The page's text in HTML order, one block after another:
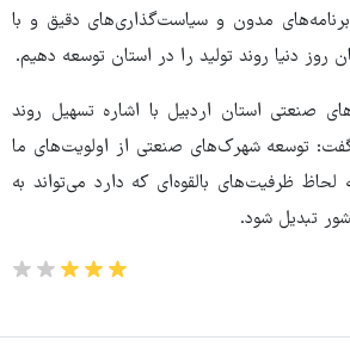
مدون و سیاست‌گذاری‌های دقیق و با
روز دنیا روند تولید را در استان توسعه دهیم.
استان اردبیل با اشاره تسهیل روند
توسعه شهرک‌های صنعتی از اولویت‌های ما
ظرفیت‌های بالقوه‌ای که دارد می‌تواند به
تبدیل شود.